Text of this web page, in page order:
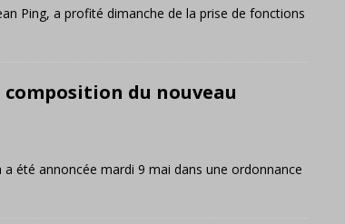
Ping, a profité dimanche de la prise de fonctions
composition du nouveau
été annoncée mardi 9 mai dans une ordonnance